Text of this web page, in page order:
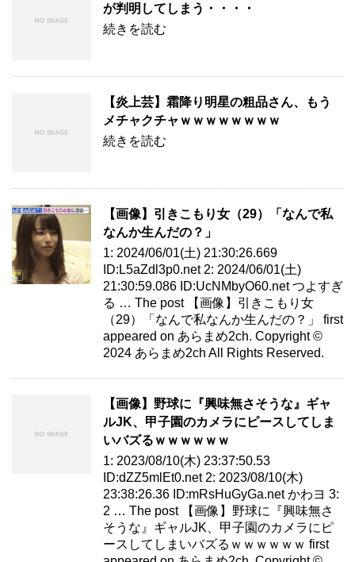
が判明してしまう・・・・
続きを読む
【炎上芸】霜降り明星の粗品さん、もう
メチャクチャｗｗｗｗｗｗｗｗ
続きを読む
【画像】引きこもり女（29）「なんで私
なんか生んだの？」
1: 2024/06/01(土) 21:30:26.669
ID:L5aZdl3p0.net 2: 2024/06/01(土)
21:30:59.086 ID:UcNMbyO60.net つよすぎ
る … The post 【画像】引きこもり女
（29）「なんで私なんか生んだの？」 first
appeared on あらまめ2ch. Copyright ©
2024 あらまめ2ch All Rights Reserved.
【画像】野球に『興味無さそうな』ギャ
ルJK、甲子園のカメラにピースしてしま
いバズるｗｗｗｗｗｗ
1: 2023/08/10(木) 23:37:50.53
ID:dZZ5mlEt0.net 2: 2023/08/10(木)
23:38:26.36 ID:mRsHuGyGa.net かわヨ 3:
2 … The post 【画像】野球に『興味無さ
そうな』ギャルJK、甲子園のカメラにピ
ースしてしまいバズるｗｗｗｗｗｗ first